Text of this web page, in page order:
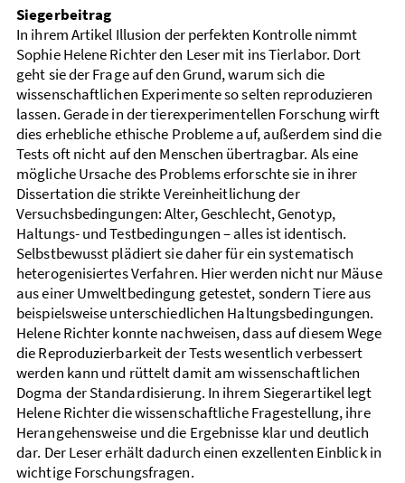
Siegerbeitrag
In ihrem Artikel Illusion der perfekten Kontrolle nimmt
Sophie Helene Richter den Leser mit ins Tierlabor. Dort
geht sie der Frage auf den Grund, warum sich die
wissenschaftlichen Experimente so selten reproduzieren
lassen. Gerade in der tierexperimentellen Forschung wirft
dies erhebliche ethische Probleme auf, außerdem sind die
Tests oft nicht auf den Menschen übertragbar. Als eine
mögliche Ursache des Problems erforschte sie in ihrer
Dissertation die strikte Vereinheitlichung der
Versuchsbedingungen: Alter, Geschlecht, Genotyp,
Haltungs- und Testbedingungen – alles ist identisch.
Selbstbewusst plädiert sie daher für ein systematisch
heterogenisiertes Verfahren. Hier werden nicht nur Mäuse
aus einer Umweltbedingung getestet, sondern Tiere aus
beispielsweise unterschiedlichen Haltungsbedingungen.
Helene Richter konnte nachweisen, dass auf diesem Wege
die Reproduzierbarkeit der Tests wesentlich verbessert
werden kann und rüttelt damit am wissenschaftlichen
Dogma der Standardisierung. In ihrem Siegerartikel legt
Helene Richter die wissenschaftliche Fragestellung, ihre
Herangehensweise und die Ergebnisse klar und deutlich
dar. Der Leser erhält dadurch einen exzellenten Einblick in
wichtige Forschungsfragen.